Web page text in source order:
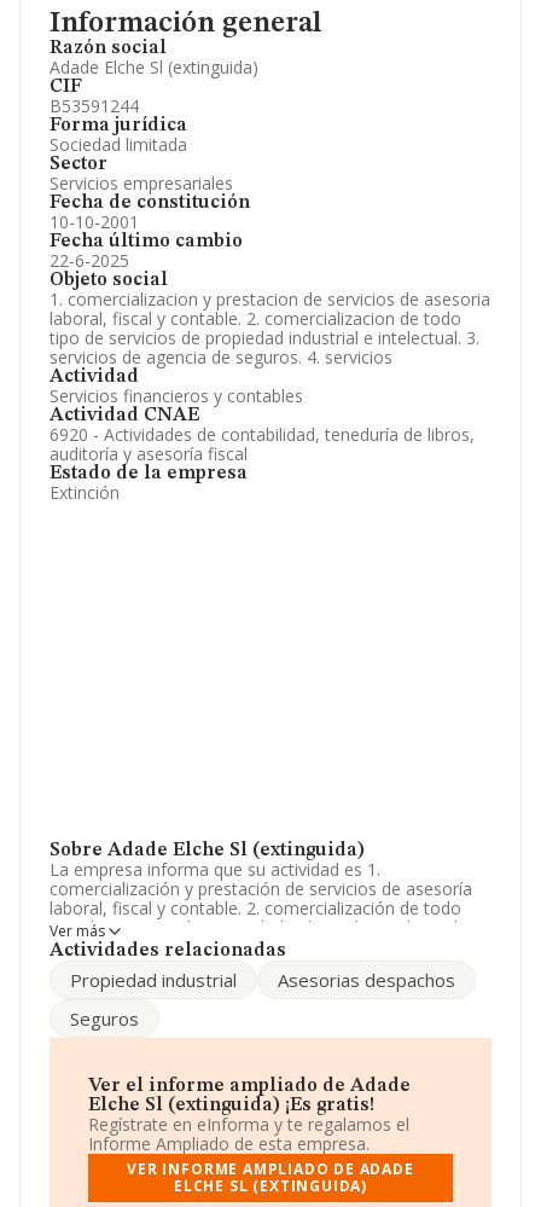
Información general
Razón social
Adade Elche Sl (extinguida)
CIF
B53591244
Forma jurídica
Sociedad limitada
Sector
Servicios empresariales
Fecha de constitución
10-10-2001
Fecha último cambio
22-6-2025
Objeto social
1. comercializacion y prestacion de servicios de asesoria
laboral, fiscal y contable. 2. comercializacion de todo
tipo de servicios de propiedad industrial e intelectual. 3.
servicios de agencia de seguros. 4. servicios
Actividad
Servicios financieros y contables
Actividad CNAE
6920 - Actividades de contabilidad, teneduría de libros,
auditoría y asesoría fiscal
Estado de la empresa
Extinción
Sobre Adade Elche Sl (extinguida)
La empresa informa que su actividad es 1.
comercialización y prestación de servicios de asesoría
laboral, fiscal y contable. 2. comercialización de todo
tipo de servicios de propiedad industrial e intelectual. 3.
servicios de agencia de seguros. 4. servicios. La
referencia CNAE corresponde a 'Actividades de
fiscal', cuyo Código es 6920. No realiza actividad de
importación y/o exportación.
Su teléfono es 966673191.
La empresa españolaAdade Elche S.L (extinguida)
CIF B53591244, se encuentra en Calle General Cosido
núm. 47 2, (03201), Elche, en Alicante, Comunidad
Valenciana.
Ver más
Actividades relacionadas
Propiedad industrial
Asesorias despachos
Seguros
Ver el informe ampliado de Adade
Elche Sl (extinguida) ¡Es gratis!
Regístrate en eInforma y te regalamos el
Informe Ampliado de esta empresa.
VER INFORME AMPLIADO DE ADADE
ELCHE SL (EXTINGUIDA)
Información oficial y registral complementaria.